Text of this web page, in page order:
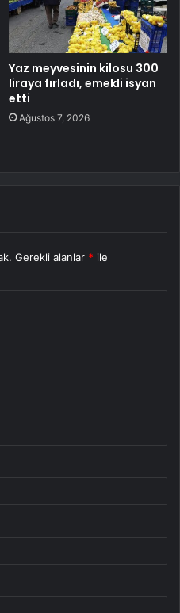
Yaz meyvesinin kilosu 300
liraya fırladı, emekli isyan
etti
Ağustos 7, 2026
Gerekli alanlar * ile